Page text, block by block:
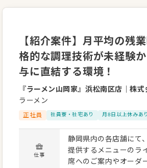
【紹介案件】月平均の残
格的な調理技術が未経験
与に直結する環境！
『ラーメン山岡家』浜松南区店 ｜株式
ラーメン
正社員 社員寮・社宅あり 月8日以上休みあり
仕事
静岡県内の各店舗にて
提供するメニューのラ
席へのご案内やオーダ